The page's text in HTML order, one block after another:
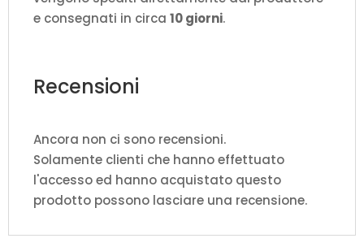
e consegnati in circa 10 giorni.
Recensioni
Ancora non ci sono recensioni.
Solamente clienti che hanno effettuato
l'accesso ed hanno acquistato questo
prodotto possono lasciare una recensione.